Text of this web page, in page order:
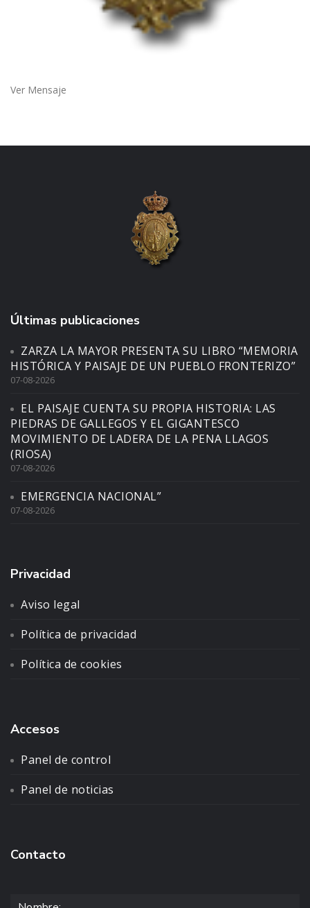
Ver Mensaje
Últimas publicaciones
ZARZA LA MAYOR PRESENTA SU LIBRO “MEMORIA
HISTÓRICA Y PAISAJE DE UN PUEBLO FRONTERIZO”
07-08-2026
EL PAISAJE CUENTA SU PROPIA HISTORIA: LAS
PIEDRAS DE GALLEGOS Y EL GIGANTESCO
MOVIMIENTO DE LADERA DE LA PENA LLAGOS
(RIOSA)
07-08-2026
EMERGENCIA NACIONAL”
07-08-2026
Privacidad
Aviso legal
Política de privacidad
Política de cookies
Accesos
Panel de control
Panel de noticias
Contacto